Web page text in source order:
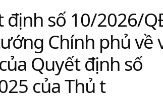
định số 10/2026/
Chính phủ về
Quyết định số
của Thủ t